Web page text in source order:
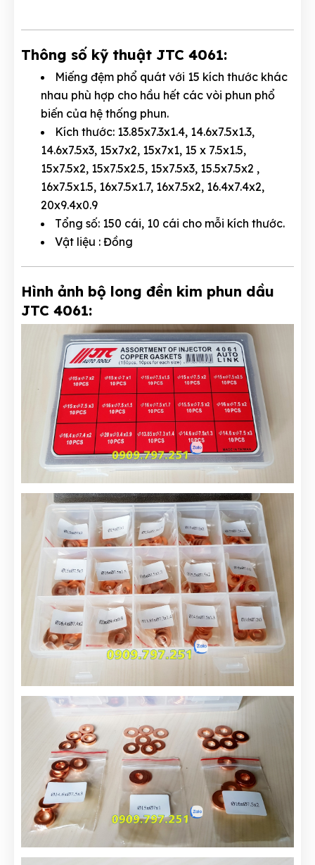
Thông số kỹ thuật JTC 4061:
Miếng đệm phổ quát với 15 kích thước khác
nhau phù hợp cho hầu hết các vòi phun phổ
biến của hệ thống phun.
Kích thước: 13.85x7.3x1.4, 14.6x7.5x1.3,
14.6x7.5x3, 15x7x2, 15x7x1, 15 x 7.5x1.5,
15x7.5x2, 15x7.5x2.5, 15x7.5x3, 15.5x7.5x2 ,
16x7.5x1.5, 16x7.5x1.7, 16x7.5x2, 16.4x7.4x2,
20x9.4x0.9
Tổng số: 150 cái, 10 cái cho mỗi kích thước.
Vật liệu : Đồng
Hình ảnh bộ long đền kim phun dầu
JTC 4061: